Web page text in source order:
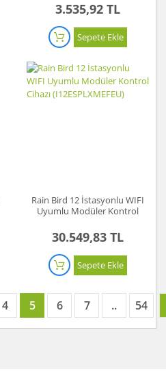
3.535,92 TL
Sepete Ekle
Rain Bird 12 İstasyonlu WIFI
Uyumlu Modüler Kontrol
30.549,83 TL
Sepete Ekle
4 5 6 7 .. 54